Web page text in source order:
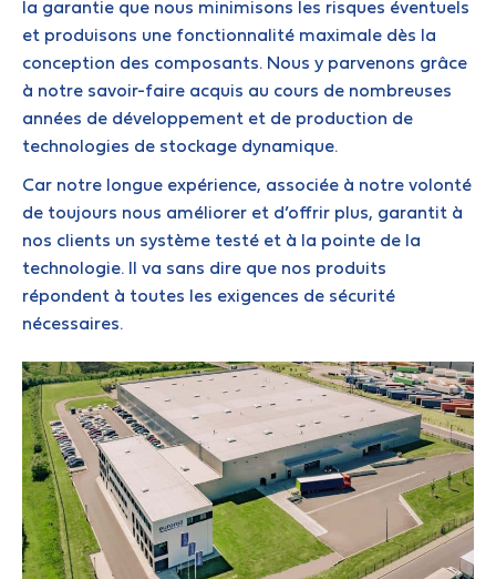
la garantie que nous minimisons les risques éventuels
et produisons une fonctionnalité maximale dès la
conception des composants. Nous y parvenons grâce
à notre savoir-faire acquis au cours de nombreuses
années de développement et de production de
technologies de stockage dynamique.
Car notre longue expérience, associée à notre volonté
de toujours nous améliorer et d’offrir plus, garantit à
nos clients un système testé et à la pointe de la
technologie. Il va sans dire que nos produits
répondent à toutes les exigences de sécurité
nécessaires.